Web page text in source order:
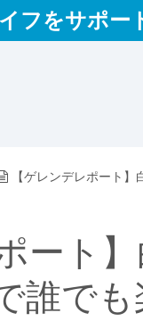
フをサポー
【ゲレンデレポート
ート
誰で